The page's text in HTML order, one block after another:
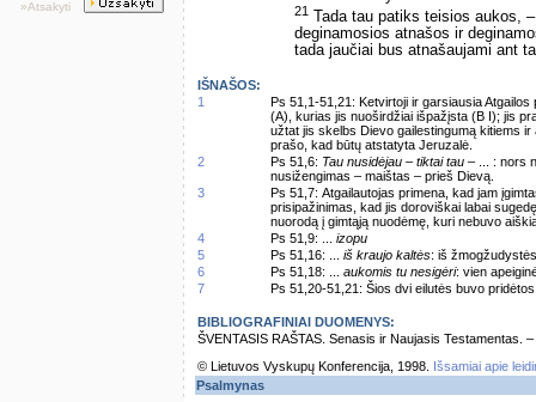
»Atsakyti
21
Tada tau patiks teisios aukos, –
deginamosios atnašos ir
tada jaučiai bus atnašaujami ant
IŠNAŠOS:
1
Ps 51,1-51,21: Ketvirtoji ir garsiausia
(A), kurias jis nuoširdžiai išpažįsta (B I); jis
užtat jis skelbs Dievo gailestingumą kitiems
prašo, kad būtų atstatyta Jeruzalė.
2
Ps 51,6: Tau nusidėjau – tiktai tau – ... : nors
nusižengimas – maištas – prieš Dievą.
3
Ps 51,7: Atgailautojas primena, kad jam
prisipažinimas, kad jis doroviškai labai
nuorodą į gimtąją nuodėmę, kuri nebuvo
4
Ps 51,9: ... izopu
5
Ps 51,16: ... iš kraujo kaltės: iš
6
Ps 51,18: ... aukomis tu nesigėri: vien
7
Ps 51,20-51,21: Šios dvi eilutės buvo
BIBLIOGRAFINIAI DUOMENYS:
ŠVENTASIS RAŠTAS. Senasis ir Naujasis Testamentas.
© Lietuvos Vyskupų Konferencija, 1998.
Išsamiai apie
Psalmynas